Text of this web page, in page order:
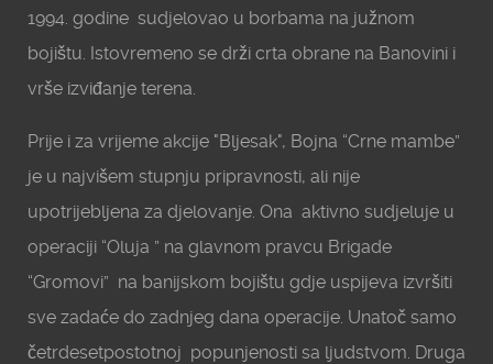
1994. godine sudjelovao u borbama na južnom
bojištu. Istovremeno se drži crta obrane na Banovini i
vrše izviđanje terena.
Prije i za vrijeme akcije "Bljesak", Bojna “Crne mambe”
je u najvišem stupnju pripravnosti, ali nije
upotrijebljena za djelovanje. Ona aktivno sudjeluje u
operaciji “Oluja ” na glavnom pravcu Brigade
“Gromovi” na banijskom bojištu gdje uspijeva izvršiti
sve zadaće do zadnjeg dana operacije. Unatoč samo
četrdesetpostotnoj popunjenosti sa ljudstvom. Druga